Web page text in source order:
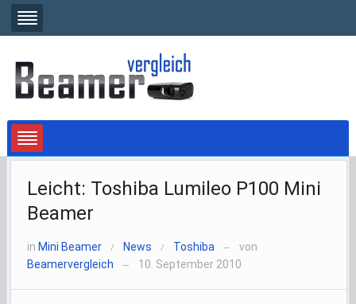
Leicht: Toshiba Lumileo P100 Mini
Beamer
in Mini Beamer / News / Toshiba —
von
Beamervergleich
— 10. September 2010